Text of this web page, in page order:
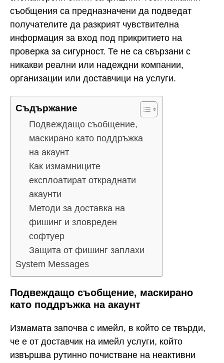
съобщения са предназначени да подведат
получателите да разкрият чувствителна
информация за вход под прикритието на
проверка за сигурност. Те не са свързани с
никакви реални или надеждни компании,
организации или доставчици на услуги.
Съдържание
Подвеждащо съобщение,
маскирано като поддръжка
на акаунт
Как измамниците
експлоатират откраднати
акаунти
Методи за доставка на
фишинг и зловреден
софтуер
Защита от фишинг заплахи
System Messages
Подвеждащо съобщение, маскирано
като поддръжка на акаунт
Измамата започва с имейл, в който се твърди,
че е от доставчик на имейл услуги, който
извършва рутинно почистване на неактивни